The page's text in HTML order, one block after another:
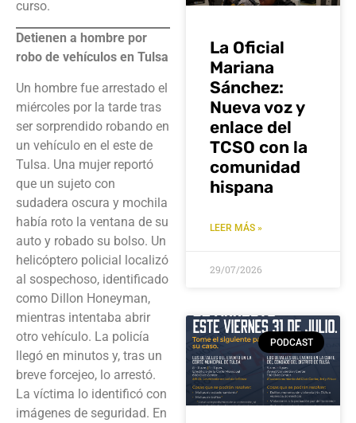
curso.
Detienen a hombre por
robo de vehículos en Tulsa
Un hombre fue arrestado el
miércoles por la tarde tras
ser sorprendido robando en
un vehículo en el este de
Tulsa. Una mujer reportó
que un sujeto con
sudadera oscura y mochila
había roto la ventana de su
auto y robado su bolso. Un
helicóptero policial localizó
al sospechoso, identificado
como Dillon Honeyman,
mientras intentaba abrir
otro vehículo. La policía
llegó en minutos y, tras un
breve forcejeo, lo arrestó.
La víctima lo identificó con
imágenes de seguridad. En
La Oficial
Mariana
Sánchez:
Nueva voz y
enlace del
TCSO con la
comunidad
hispana
LEER MÁS »
29/07/2026
PODCAST